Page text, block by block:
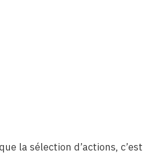
la sélection d’actions, c’est